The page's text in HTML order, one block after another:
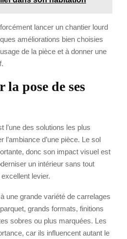
lancer un chantier lourd
améliorations bien choisies
de la pièce et à donner une
la pose de ses
l’une des solutions les plus
l’ambiance d’une pièce. Le sol
donc son impact visuel est
un intérieur sans tout
levier.
une grande variété de carrelages
grands formats, finitions
sobres ou plus marquées. Les
car ils influencent autant le